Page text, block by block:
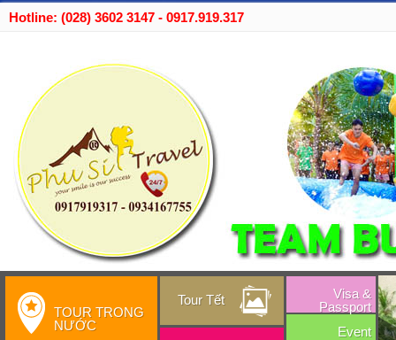
Hotline: (028) 3602 3147 - 0917.919.317
TOUR TRONG
NƯỚC
Tour Tết
Visa &
Passport
Event